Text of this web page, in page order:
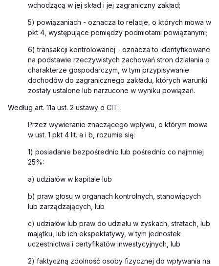
wchodzącą w jej skład i jej zagraniczny zakład;
5) powiązaniach - oznacza to relacje, o których mowa w
pkt 4, występujące pomiędzy podmiotami powiązanymi;
6) transakcji kontrolowanej - oznacza to identyfikowane
na podstawie rzeczywistych zachowań stron działania o
charakterze gospodarczym, w tym przypisywanie
dochodów do zagranicznego zakładu, których warunki
zostały ustalone lub narzucone w wyniku powiązań.
Według art. 11a ust. 2 ustawy o CIT:
Przez wywieranie znaczącego wpływu, o którym mowa
w ust. 1 pkt 4 lit. a i b, rozumie się:
1) posiadanie bezpośrednio lub pośrednio co najmniej
25%:
a) udziałów w kapitale lub
b) praw głosu w organach kontrolnych, stanowiących
lub zarządzających, lub
c) udziałów lub praw do udziału w zyskach, stratach, lub
majątku, lub ich ekspektatywy, w tym jednostek
uczestnictwa i certyfikatów inwestycyjnych, lub
2) faktyczną zdolność osoby fizycznej do wpływania na